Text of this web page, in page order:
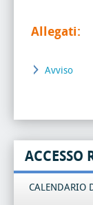
Allegati:
Avviso
ACCESSO
CALENDARIO